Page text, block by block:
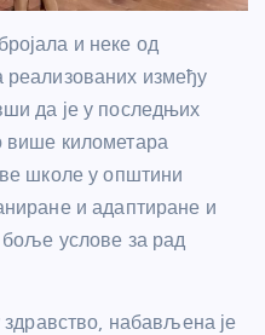
и неке од
реализованих између
да је у последњих
више километара
школе у општини
и адаптиране и
услове за рад
набављена је